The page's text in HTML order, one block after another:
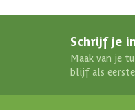
Schrijf je
Maak van je
blijf als